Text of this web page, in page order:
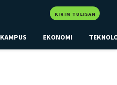
KIRIM TULISAN
KAMPUS EKONOMI